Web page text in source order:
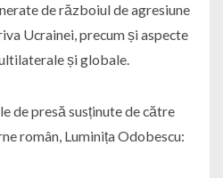
de războiul de agresiune
Ucrainei, precum și aspecte
și globale.
de presă susținute de către
român, Luminița Odobescu: